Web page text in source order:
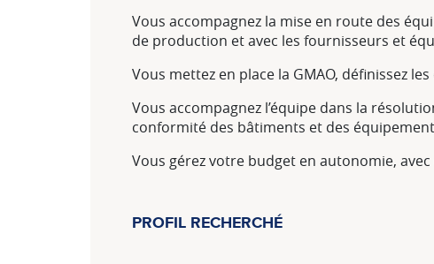
Vous accompagnez la mise en route des
de production et avec les fournisseurs et
Vous mettez en place la GMAO, définissez
Vous accompagnez l’équipe dans la
conformité des bâtiments et des
Vous gérez votre budget en autonomie,
PROFIL RECHERCHÉ